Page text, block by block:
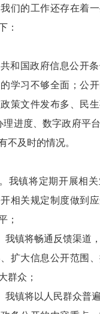
们的工作还存在着
：
和国政府信息公开
学习不够全面；公
策文件发布多、民
理进度、数字政府平
不及时的情况。
我镇将定期开展相
相关规定制度做到
；
我镇将畅通反馈渠道
扩大信息公开范围
群众；
我镇将以人民群众普